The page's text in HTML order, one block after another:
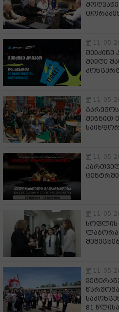
11-05-
მიიღე
11-05-
მიზნით
11-05-
11-05-
სოფლის
11-05-
81